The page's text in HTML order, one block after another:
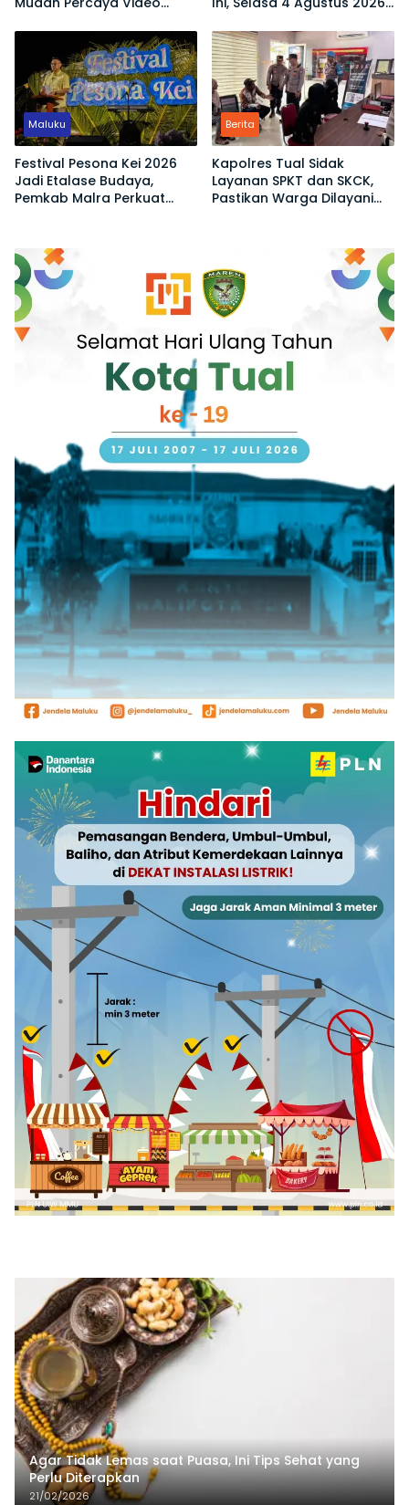
Rp2,6 Juta!
Maluku
Festival Pesona Kei 2026
Jadi Etalase Budaya,
Pemkab Malra Perkuat
Berita
Kapolres Tual Sidak
Layanan SPKT dan SKCK,
Pastikan Warga Dilayani
Agar Tidak Lemas saat Puasa, Ini Tips Sehat yang
Perlu Diterapkan
21/02/2026